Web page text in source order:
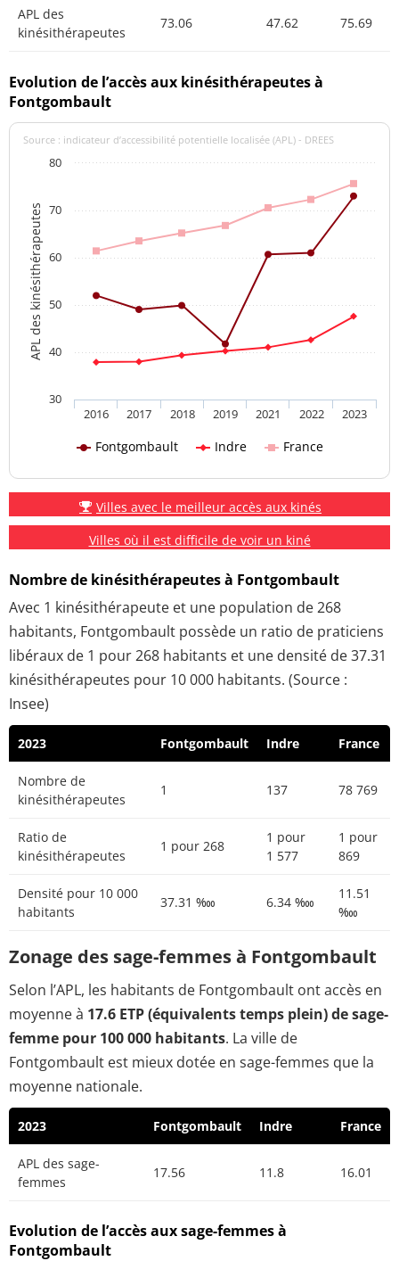
APL des
kinésithérapeutes
73.06 47.62 75.69
Evolution de l’accès aux kinésithérapeutes à
Fontgombault
APL des kinésithérapeutes
Source : indicateur d’accessibilité potentielle localisée (APL) - DREES
Fontgombault Indre France
2016 2017 2018 2019 2021 2022 2023
30
40
50
60
70
80
Villes avec le meilleur accès aux kinés
Villes où il est difficile de voir un kiné
Nombre de kinésithérapeutes à Fontgombault
Avec 1 kinésithérapeute et une population de 268
habitants, Fontgombault possède un ratio de praticiens
libéraux de 1 pour 268 habitants et une densité de 37.31
kinésithérapeutes pour 10 000 habitants. (Source :
Insee)
2023 Fontgombault Indre France
Nombre de
kinésithérapeutes
1 137 78 769
Ratio de
kinésithérapeutes
1 pour 268
1 pour
1 577
1 pour
869
Densité pour 10 000
habitants
37.31 ‱ 6.34 ‱
11.51
‱
Zonage des sage-femmes à Fontgombault
Selon l’APL, les habitants de Fontgombault ont accès en
moyenne à 17.6 ETP (équivalents temps plein) de sage-
femme pour 100 000 habitants. La ville de
Fontgombault est mieux dotée en sage-femmes que la
moyenne nationale.
2023 Fontgombault Indre France
APL des sage-
femmes
17.56 11.8 16.01
Evolution de l’accès aux sage-femmes à
Fontgombault